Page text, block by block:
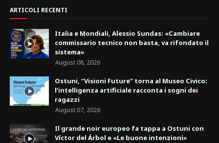
ARTICOLI RECENTI
Italia e Mondiali, Alessio Sundas: «Cambiare
commissario tecnico non basta, va rifondato il
sistema»
August 08, 2026
Ostuni, “Visioni Future” torna al Museo Civico:
l’intelligenza artificiale racconta i sogni dei
ragazzi
August 07, 2026
Il grande noir europeo fa tappa a Ostuni con
Víctor del Árbol e «Le buone intenzioni»